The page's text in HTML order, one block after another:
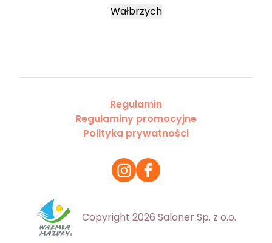
Wałbrzych
Regulamin
Regulaminy promocyjne
Polityka prywatności
Copyright 2026 Saloner Sp. z o.o.